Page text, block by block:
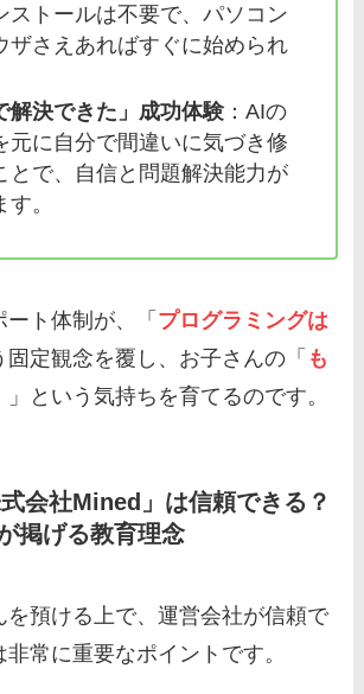
ストールは不要で、パソコン
ザさえあればすぐに始められ
解決できた」成功体験 ：AIの
元に自分で間違いに気づき修
とで、自信と問題解決能力が
。
ト体制が、「 プログラミングは
固定観念を覆し、お子さんの「 も
」という気持ちを育てるのです。
会社Mined」は信頼できる？
掲げる教育理念
を預ける上で、運営会社が信頼で
常に重要なポイントです。